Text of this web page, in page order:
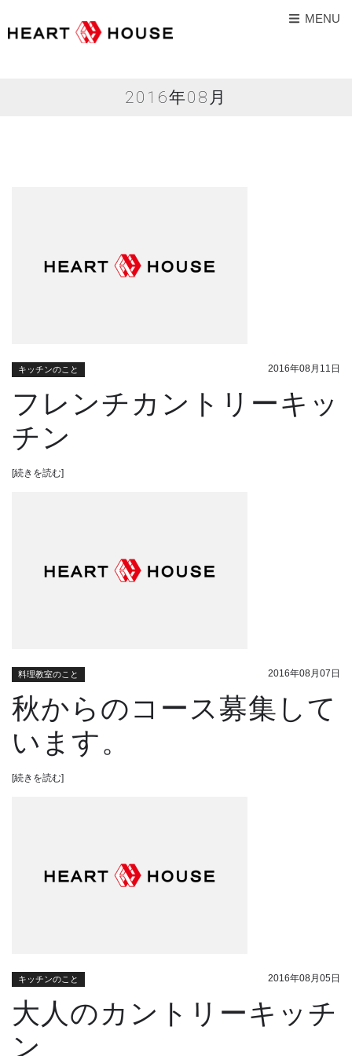
MENU
2016年08月
キッチンのこと 2016年08月11日
フレンチカントリーキッ
チン
[続きを読む]
料理教室のこと 2016年08月07日
秋からのコース募集して
います。
[続きを読む]
キッチンのこと 2016年08月05日
大人のカントリーキッチ
ン